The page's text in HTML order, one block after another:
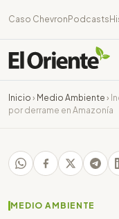
Caso Chevron Podcasts
Inicio › Medio Ambiente ›
por derrame en Amazonía
MEDIO AMBIENTE